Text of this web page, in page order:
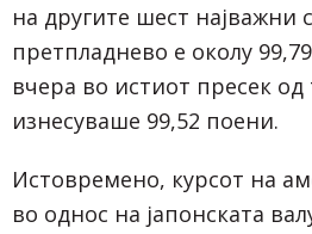
на другите шест најважни
претпладнево е околу
вчера во истиот пресек
изнесуваше 99,52 поени.
Истовремено, курсот на
во однос на јапонската